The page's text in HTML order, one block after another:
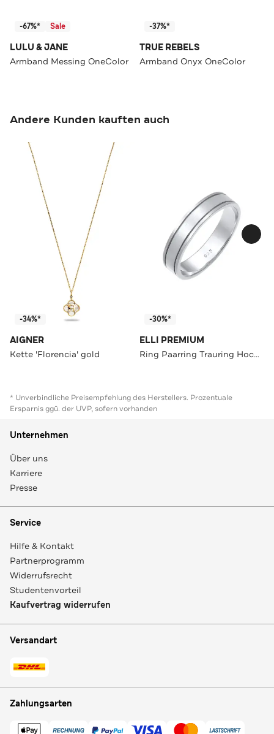
-67%* Sale
LULU & JANE
Armband Messing OneColor
-37%*
TRUE REBELS
Armband Onyx OneColor
Andere Kunden kauften auch
-34%*
AIGNER
Kette 'Florencia' gold
-30%*
ELLI PREMIUM
Ring Paarring Trauring Hochzeit 925 Silber
* Unverbindliche Preisempfehlung des Herstellers. Prozentuale
Ersparnis ggü. der UVP, sofern vorhanden
Unternehmen
Über uns
Karriere
Presse
Service
Hilfe & Kontakt
Partnerprogramm
Widerrufsrecht
Studentenvorteil
Kaufvertrag widerrufen
Versandart
Zahlungsarten